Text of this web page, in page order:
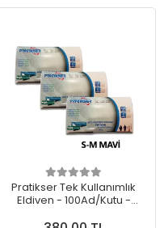
Pratikser Tek Kullanımlık
Eldiven - 100Ad/Kutu -